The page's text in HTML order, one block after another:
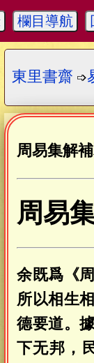
欄目導航
東里書齋 ➩
周易集解
周易
余既爲《
所以相生
德要道。
下无邦，